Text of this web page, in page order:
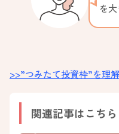
を
>>”つみたて投資枠”を理
関連記事はこちら